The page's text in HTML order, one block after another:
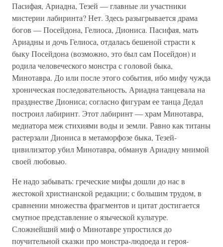
Пасифая, Ариадна, Тезей — главные ли участники
мистерии лабиринта? Нет. Здесь разыгрывается драма
богов — Посейдона, Гелиоса, Диониса. Пасифая, мать
Ариадны и дочь Гелиоса, отдалась бешеной страсти к
быку Посейдона (возможно, это был сам Посейдон) и
родила человеческого монстра с головой быка,
Минотавра. До или после этого события, ибо мифу чужда
хроническая последовательность, Ариадна танцевала на
празднестве Диониса; согласно фигурам ее танца Дедал
построил лабиринт. Этот лабиринт — храм Минотавра,
медиатора меж стихиями воды и земли. Равно как титаны
растерзали Диониса в метаморфозе быка, Тезей-
цивилизатор убил Минотавра, обманув Ариадну мнимой
своей любовью.
Не надо забывать: греческие мифы дошли до нас в
жестокой христианской редакции; с большим трудом, в
сравнении множества фрагментов и цитат достигается
смутное представление о языческой культуре.
Сложнейший миф о Минотавре упростился до
поучительной сказки про монстра-людоеда и героя-